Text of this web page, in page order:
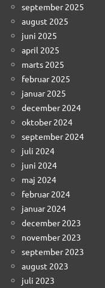
september 2025
august 2025
juni 2025
april 2025
marts 2025
februar 2025
januar 2025
december 2024
oktober 2024
september 2024
juli 2024
juni 2024
maj 2024
februar 2024
januar 2024
december 2023
november 2023
september 2023
august 2023
juli 2023